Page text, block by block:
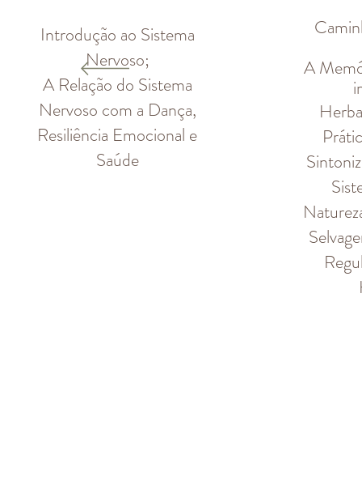
​Introdução ao Sistema
Nervoso;
A Relação do Sistema
Nervoso com a Dança,
Resiliência Emocional e
Saúde
A